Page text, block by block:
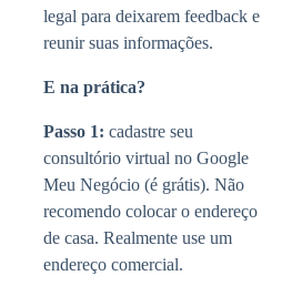
legal para deixarem feedback e
reunir suas informações.
E na prática?
Passo 1: cadastre seu
consultório virtual no Google
Meu Negócio (é grátis). Não
recomendo colocar o endereço
de casa. Realmente use um
endereço comercial.